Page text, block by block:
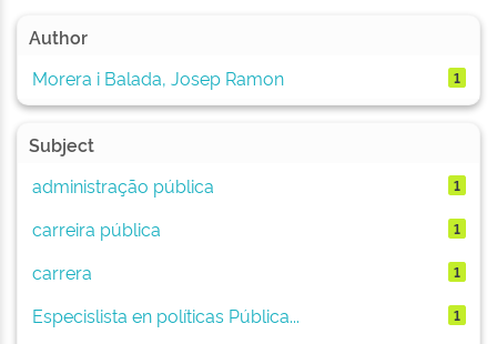
Author
Morera i Balada, Josep Ramon
1
Subject
administração pública
1
carreira pública 1
carrera 1
Especislista en políticas Pública... 1